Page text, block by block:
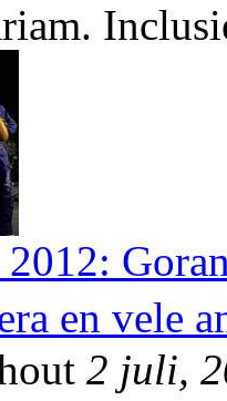
en vele
2 juli,